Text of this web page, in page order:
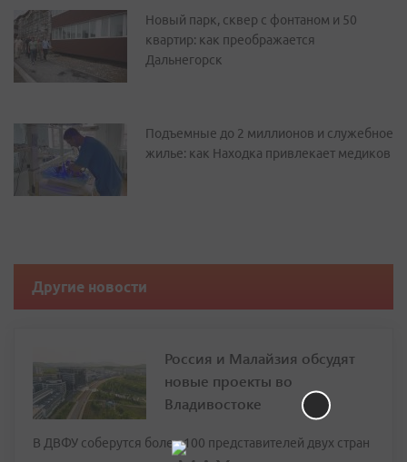
Новый парк, сквер с фонтаном и 50
квартир: как преображается
Дальнегорск
Подъемные до 2 миллионов и служебное
жилье: как Находка привлекает медиков
Другие новости
Россия и Малайзия обсудят
новые проекты во
Владивостоке
В ДВФУ соберутся более 100 представителей двух стран